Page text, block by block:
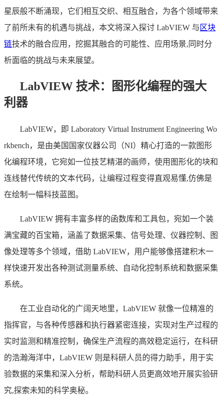
星辰般不断涌现，它们相互交织、相互融合，为各个领域带来
了前所未有的机遇与挑战，本文将深入探讨 LabVIEW 与 区块
链技术的融合应用，挖掘其融合的可能性、应用场景,同时分
析面临的挑战与未来展望。
LabVIEW 技术：图形化编程的强大
利器
LabVIEW，即 Laboratory Virtual Instrument Engineering Wo
rkbench，是由美国国家仪器公司（NI）精心打造的一款图形
化编程环境，它宛如一位技艺精湛的画师，使用图形化的块和
连线替代传统的文本代码，让编程过程变得直观易懂,仿佛是
在绘制一幅科技蓝图。
LabVIEW 拥有丰富多样的函数库和工具包，宛如一个装
满宝藏的百宝箱，涵盖了数据采集、信号处理、仪器控制、图
像处理等多个领域，借助 LabVIEW，用户能够像搭建积木一
样快速开发出各种测试测量系统、自动化控制系统和数据采集
系统。
在工业自动化的广阔天地里，LabVIEW 就像一位精准的
指挥官，与各种传感器和执行器紧密连接，实现对生产过程的
实时监测和精准控制，确保生产流程的高效稳定运行，在科研
的浩瀚海洋中，LabVIEW 则是科研人员的得力助手，用于实
验数据的采集和深入分析，帮助科研人员更高效地开展实验研
究,探索未知的科学奥秘。